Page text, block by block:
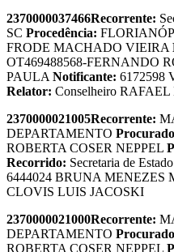
2370000037466Recorrente:
SC Procedência:
FRODE MACHADO VIEIRA
OT469488568-FERNANDO
PAULA Notificante: 6172598
Relator: Conselheiro
2370000021005Recorrente:
DEPARTAMENTO
ROBERTA COSER NEPPEL
Recorrido: Secretaria de
6444024 BRUNA MENEZES
CLOVIS LUIS JACOSKI
2370000021000Recorrente:
DEPARTAMENTO
ROBERTA COSER NEPPEL